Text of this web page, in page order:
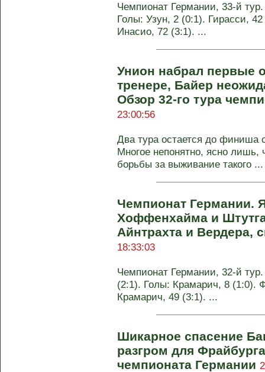
Чемпионат Германии, 33-й
Голы: Узун, 2 (0:1). Гирасси,
Инасио, 72 (3:1). ...
Унион набрал первые
тренере, Байер
Обзор 32-го тура
23:00:56
Два тура остается до финиша
Многое непонятно, ясно
борьбы за выживание такого ...
Чемпионат Германии.
Хоффенхайма и
Айнтрахта и Вердера,
18:33:03
Чемпионат Германии, 32-й
(2:1). Голы: Крамарич, 8 (1:0).
Крамарич, 49 (3:1). ...
Шикарное спасение
разгром для
чемпионата Германии